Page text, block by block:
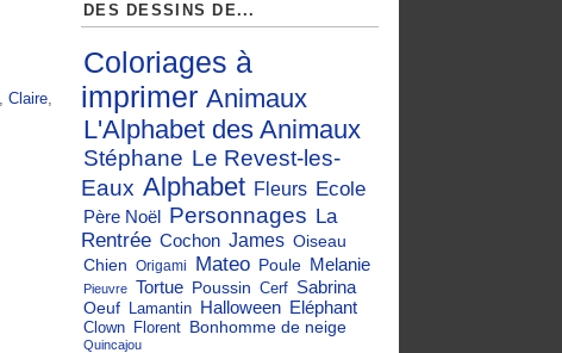
Claire
DES DESSINS DE...
Coloriages à
imprimer Animaux
L'Alphabet des Animaux
Stéphane Le Revest-les-
Eaux Alphabet Fleurs Ecole
Père Noël Personnages La
Rentrée Cochon James Oiseau
Chien Origami Mateo Poule Melanie
Pieuvre Tortue Poussin Cerf Sabrina
Oeuf Lamantin Halloween Eléphant
Clown Florent Bonhomme de neige
Quincajou